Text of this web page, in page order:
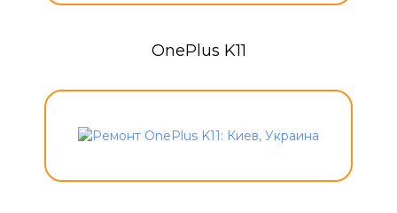
OnePlus K11